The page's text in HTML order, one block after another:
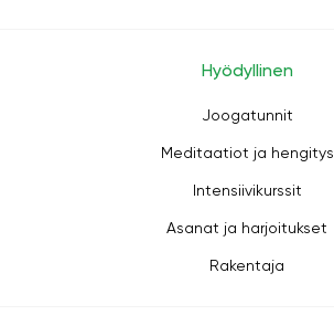
Hyödyllinen
Joogatunnit
Meditaatiot ja hengitys
Intensiivikurssit
Asanat ja harjoitukset
Rakentaja